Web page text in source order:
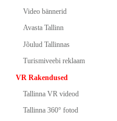
Video bännerid
Avasta Tallinn
Jõulud Tallinnas
Turismiveebi reklaam
VR Rakendused
Tallinna VR videod
Tallinna 360° fotod